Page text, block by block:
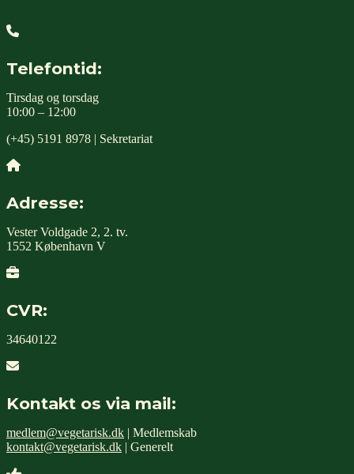
Telefontid:
Tirsdag og torsdag
10:00 – 12:00
(+45) 5191 8978 | Sekretariat
Adresse:
Vester Voldgade 2, 2. tv.
1552 København V
CVR:
34640122
Kontakt os via mail:
medlem@vegetarisk.dk | Medlemskab
kontakt@vegetarisk.dk | Generelt